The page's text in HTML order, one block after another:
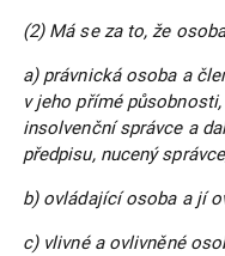
(2) Má se za to, že
a) právnická osoba a
v jeho přímé
insolvenční správce a
předpisu, nucený
b) ovládající osoba a jí
c) vlivné a ovlivněné